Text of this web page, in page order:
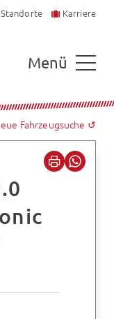
Standorte Karriere
Menü
Fahrzeugsuche ↺